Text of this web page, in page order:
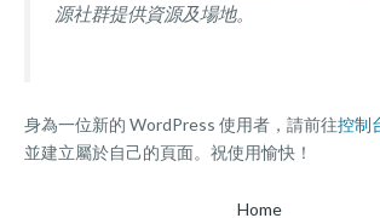
源社群提供資源及場地。
身為一位新的 WordPress 使用者，請前往控制
並建立屬於自己的頁面。祝使用愉快！
Home